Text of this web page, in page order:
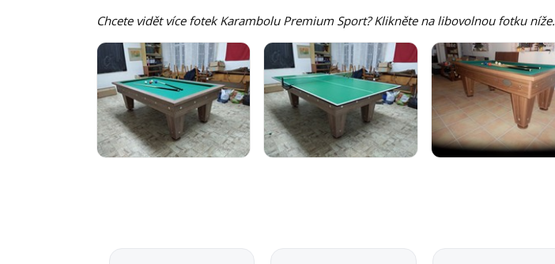
Chcete vidět více fotek Karambolu Premium Sport? Klikněte na libovolnou fotku níže.